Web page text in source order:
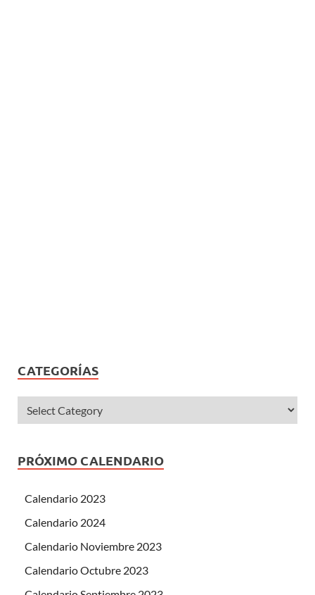
CATEGORÍAS
PRÓXIMO CALENDARIO
Calendario 2023
Calendario 2024
Calendario Noviembre 2023
Calendario Octubre 2023